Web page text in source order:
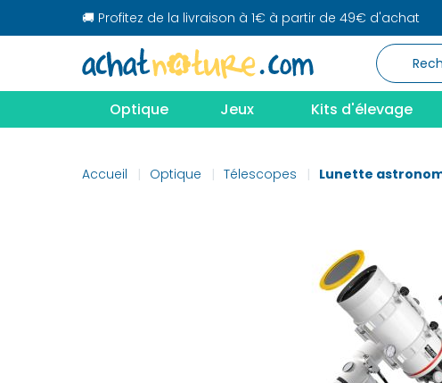
🚚 Profitez de la livraison à 1€ à partir de 49€ d'achat
Optique Jeux Kits d'élevage
Accueil Optique Télescopes Lunette